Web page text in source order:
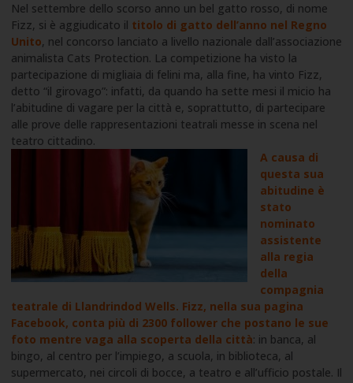
Nel settembre dello scorso anno un bel gatto rosso, di nome
Fizz, si è aggiudicato il titolo di gatto dell’anno nel Regno
Unito, nel concorso lanciato a livello nazionale dall’associazione
animalista Cats Protection. La competizione ha visto la
partecipazione di migliaia di felini ma, alla fine, ha vinto Fizz,
detto “il girovago”: infatti, da quando ha sette mesi il micio ha
l’abitudine di vagare per la città e, soprattutto, di partecipare
alle prove delle rappresentazioni teatrali messe in scena nel
teatro cittadino.
A causa di
questa sua
abitudine è
stato
nominato
assistente
alla regia
della
compagnia
teatrale di Llandrindod Wells. Fizz, nella sua pagina
Facebook, conta più di 2300 follower che postano le sue
foto mentre vaga alla scoperta della città: in banca, al
bingo, al centro per l’impiego, a scuola, in biblioteca, al
supermercato, nei circoli di bocce, a teatro e all’ufficio postale. Il